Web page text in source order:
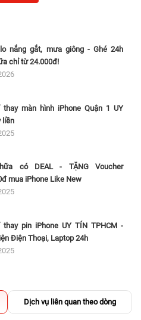
nắng gắt, mưa giông - Ghé 24h
chỉ từ 24.000đ!
màn hình iPhone Quận 1 UY
liền
có DEAL - TẶNG Voucher
mua iPhone Like New
pin iPhone UY TÍN TPHCM -
Điện Thoại, Laptop 24h
Dịch vụ liên quan theo dòng